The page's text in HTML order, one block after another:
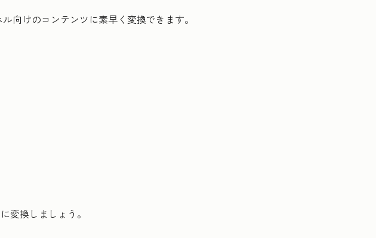
向けのコンテンツに素早く変換できます。
変換しましょう。